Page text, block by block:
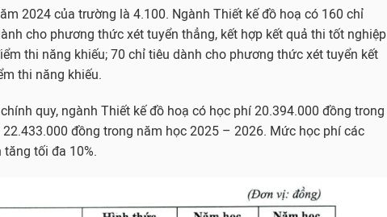
2024 của trường là 4.100. Ngành Thiết kế đồ hoạ có 160 chỉ
cho phương thức xét tuyển thẳng, kết hợp kết quả thi tốt nghiệp
thi năng khiếu; 70 chỉ tiêu dành cho phương thức xét tuyển kết
thi năng khiếu.
quy, ngành Thiết kế đồ hoạ có học phí 20.394.000 đồng trong
đồng trong năm học 2025 – 2026. Mức học phí các
tối đa 10%.